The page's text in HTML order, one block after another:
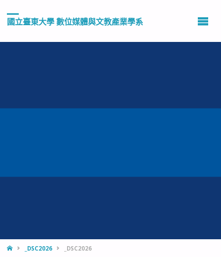
國立臺東大學 數位媒體與文教產業學系
HOME_DSC2026 _DSC2026